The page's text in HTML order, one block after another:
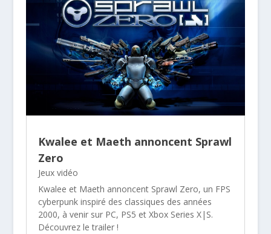
Kwalee et Maeth annoncent Sprawl
Zero
Jeux vidéo
Kwalee et Maeth annoncent Sprawl Zero, un FPS
cyberpunk inspiré des classiques des années
2000, à venir sur PC, PS5 et Xbox Series X|S.
Découvrez le trailer !